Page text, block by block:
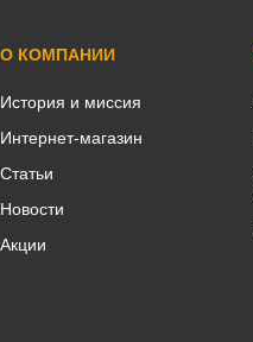
О КОМПАНИИ
История и миссия
Интернет-магазин
Статьи
Новости
Акции